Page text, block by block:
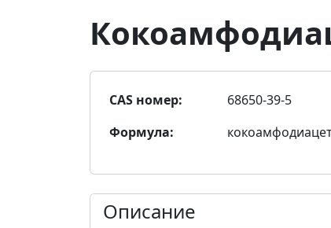
CAS номер:
68650-39-5
Формула:
Описание